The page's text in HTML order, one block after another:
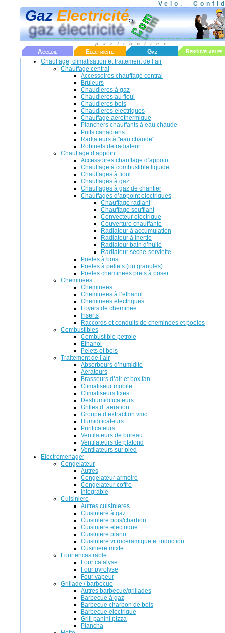
Velo.
GazElectricité
particulier
Acceuil Electricite Gaz Renouvelables
Chauffage, climatisation et traitement de l’air
Chauffage central
Accessoires chauffage central
Brûleurs
Chaudieres à gaz
Chaudieres au fioul
Chaudieres bois
Chaudieres electriques
Chauffage aerothermique
Planchers chauffants à eau chaude
Puits canadiens
Radiateurs à "eau chaude"
Robinets de radiateur
Chauffage d’appoint
Accessoires chauffage d’appoint
Chauffage à combustible liquide
Chauffages à fioul
Chauffages à gaz
Chauffages à gaz de chantier
Chauffages d’appoint electriques
Chauffage radiant
Chauffage soufflant
Convecteur electrique
Couverture chauffante
Radiateur à accumulation
Radiateur à inertie
Radiateur bain d’huile
Radiateur seche-serviette
Poeles à bois
Poeles à pellets (ou granules)
Poeles cheminees prets à poser
Cheminees
Cheminees
Cheminees à l’ethanol
Cheminees electriques
Foyers de cheminee
Inserts
Raccords et conduits de cheminees et poeles
Combustibles
Combustible petrole
Ethanol
Pelets et bois
Traitement de l’air
Absorbeurs d’humidite
Aerateurs
Brasseurs d’air et box fan
Climatiseur mobile
Climatiseurs fixes
Deshumidificateurs
Grilles d’ aeration
Groupe d’extraction vmc
Humidificateurs
Purificateurs
Ventilateurs de bureau
Ventilateurs de plafond
Ventilateurs sur pied
Electromenager
Congelateur
Autres
Congelateur armoire
Congelateur coffre
Integrable
Cuisiniere
Autres cuisinieres
Cuisiniere à gaz
Cuisiniere bois/charbon
Cuisiniere electrique
Cuisiniere piano
Cuisiniere vitroceramique et induction
Cusiniere mixte
Four encastrable
Four catalyse
Four pyrolyse
Four vapeur
Grillade / barbecue
Autres barbecue/grillades
Barbecue à gaz
Barbecue charbon de bois
Barbecue electrique
Grill panini pizza
Plancha